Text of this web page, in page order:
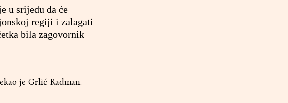
u srijedu da će
regiji i zalagati
bila zagovornik
je Grlić Radman.